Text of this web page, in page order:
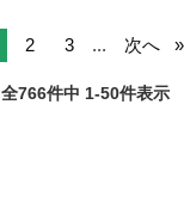
2 3 ... 次へ
全766件中 1-50件表示